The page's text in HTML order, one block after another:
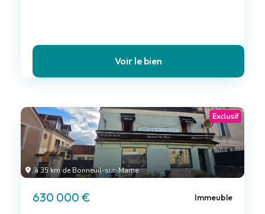
Voir le bien
à 35 km de Bonneuil-sur-Marne
Exclusif
630 000 € Immeuble